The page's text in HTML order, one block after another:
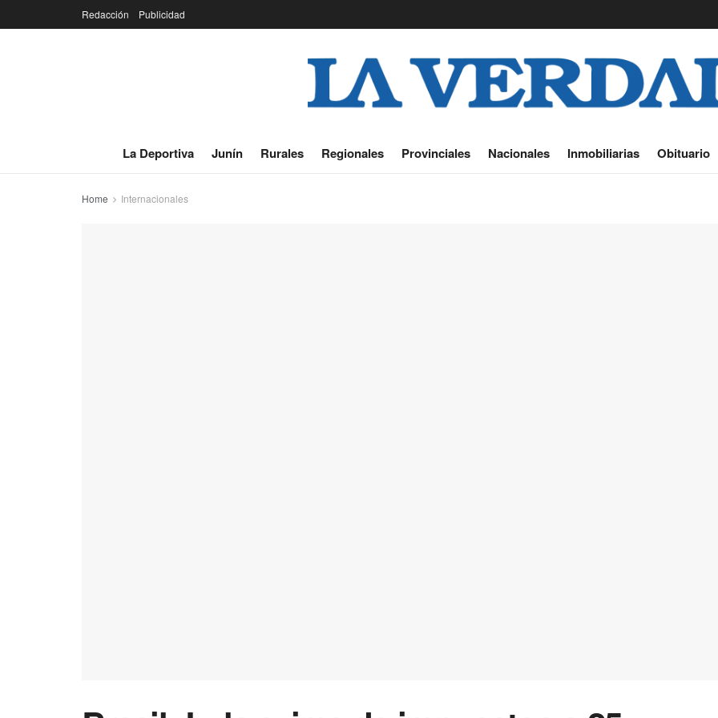
Redacción Publicidad
La Deportiva Junín Rurales Regionales Provinciales Nacionales Inmobiliarias Obituario
Home Internacionales